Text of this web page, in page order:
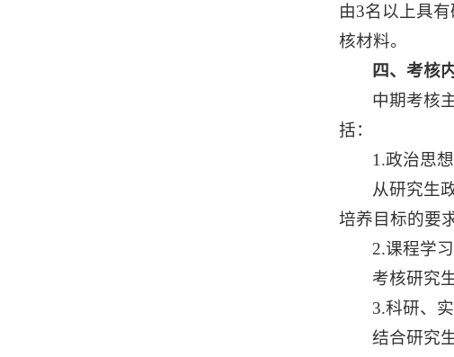
由3名以上具
核材料。
四、考核
中期考核
括：
1.政治思
从研究生
培养目标的要求
2.课程学
考核研究
3.科研、
结合研究